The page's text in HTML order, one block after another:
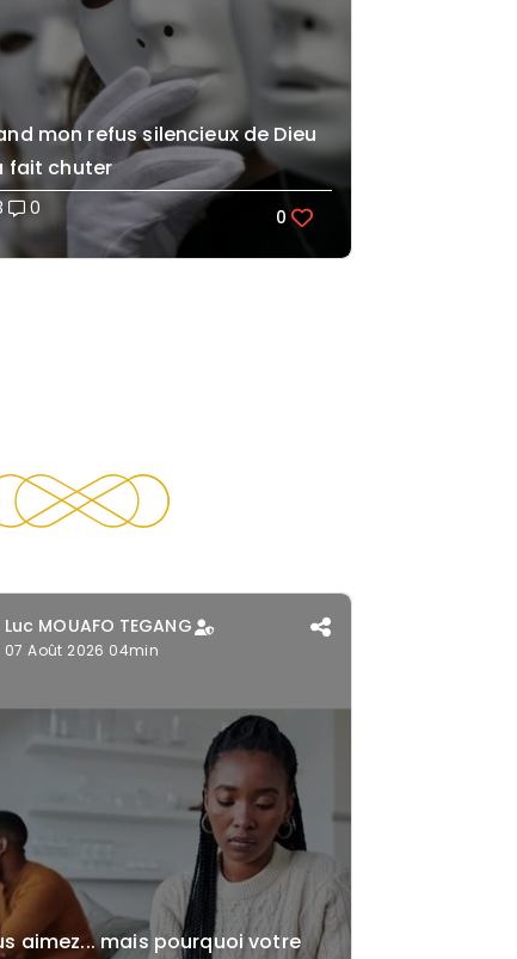
mon refus silencieux de Dieu
fait chuter
0 0
Luc MOUAFO TEGANG
07 Août 2026 04min
aimez... mais pourquoi votre